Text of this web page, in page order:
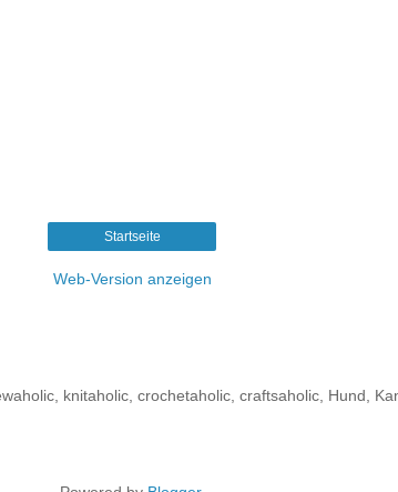
Startseite
Web-Version anzeigen
knitaholic, crochetaholic, craftsaholic, Hund,